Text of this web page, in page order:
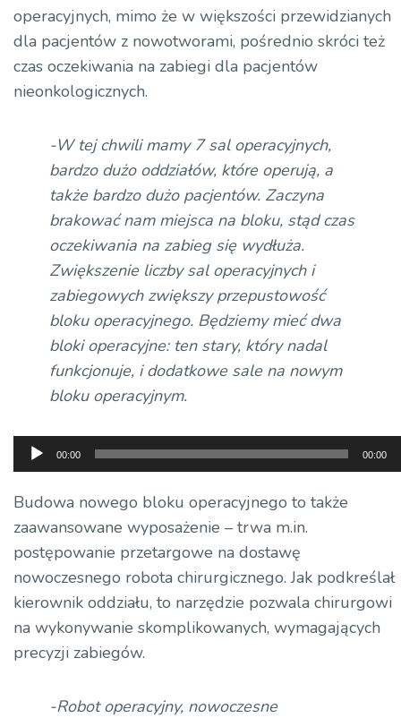
operacyjnych, mimo że w większości przewidzianych
dla pacjentów z nowotworami, pośrednio skróci też
czas oczekiwania na zabiegi dla pacjentów
nieonkologicznych.
-W tej chwili mamy 7 sal operacyjnych,
bardzo dużo oddziałów, które operują, a
także bardzo dużo pacjentów. Zaczyna
brakować nam miejsca na bloku, stąd czas
oczekiwania na zabieg się wydłuża.
Zwiększenie liczby sal operacyjnych i
zabiegowych zwiększy przepustowość
bloku operacyjnego. Będziemy mieć dwa
bloki operacyjne: ten stary, który nadal
funkcjonuje, i dodatkowe sale na nowym
bloku operacyjnym.
Odtwarzacz
plików
dźwiękowych
00:00 00:00
Budowa nowego bloku operacyjnego to także
zaawansowane wyposażenie – trwa m.in.
postępowanie przetargowe na dostawę
nowoczesnego robota chirurgicznego. Jak podkreślał
kierownik oddziału, to narzędzie pozwala chirurgowi
na wykonywanie skomplikowanych, wymagających
precyzji zabiegów.
-Robot operacyjny, nowoczesne